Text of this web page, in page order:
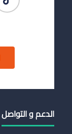
الدعم و التواصل